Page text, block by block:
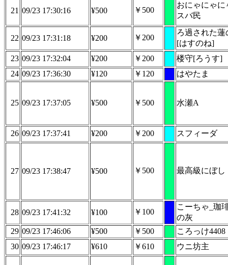
21 09/23 17:30:16 ¥500 ￥500
おにゃにゃに
スバ民
22 09/23 17:31:18 ¥200 ￥200
ろ過された蓮
[はすのね]
23 09/23 17:32:04 ¥200 ￥200
楼守[ろうす]
24 09/23 17:36:30 ¥120 ￥120 はやたま
25 09/23 17:37:05 ¥500 ￥500 水瀬A
26 09/23 17:37:41 ¥200 ￥200 スフィーダ
27 09/23 17:38:47 ¥500 ￥500 最高級にぼし
28 09/23 17:41:32 ¥100 ￥100
こーちゃ_珈
の灰
29 09/23 17:46:06 ¥500 ￥500
ころっけ4408
30 09/23 17:46:17 ¥610 ￥610 ウニ坊主